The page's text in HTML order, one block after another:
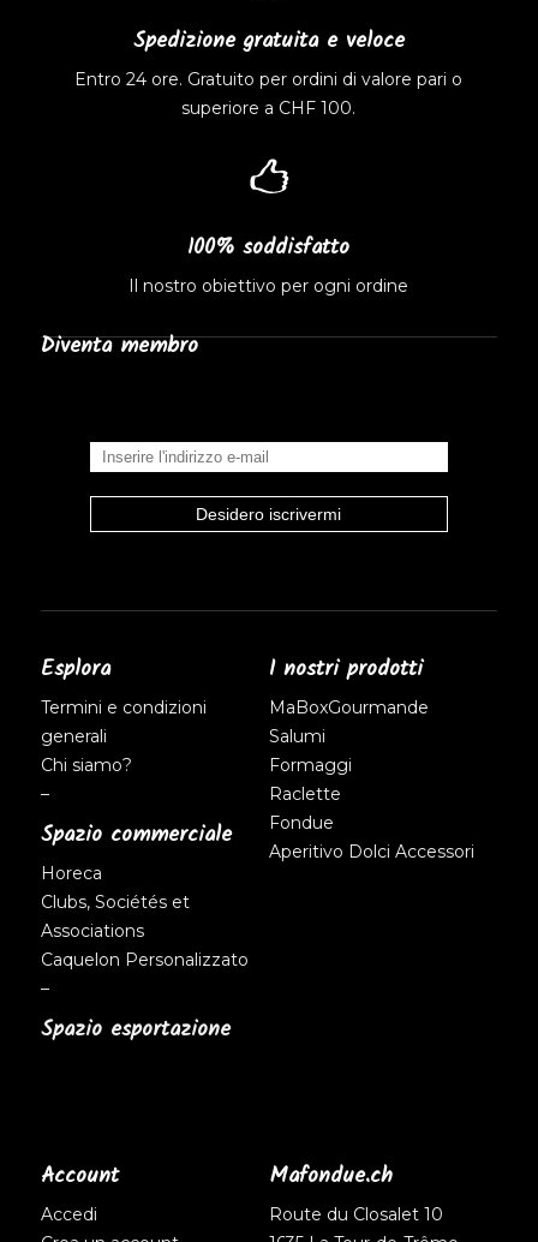
Spedizione gratuita e veloce
Entro 24 ore. Gratuito per ordini di valore pari o
superiore a CHF 100.
100% soddisfatto
Il nostro obiettivo per ogni ordine
Diventa membro
Esplora
Termini e condizioni
generali
Chi siamo?
–
Spazio commerciale
Horeca
Clubs, Sociétés et
Associations
Caquelon Personalizzato
–
Spazio esportazione
I nostri prodotti
MaBoxGourmande
Salumi
Formaggi
Raclette
Fondue
Aperitivo Dolci Accessori
Account
Accedi
Mafondue.ch
Route du Closalet 10